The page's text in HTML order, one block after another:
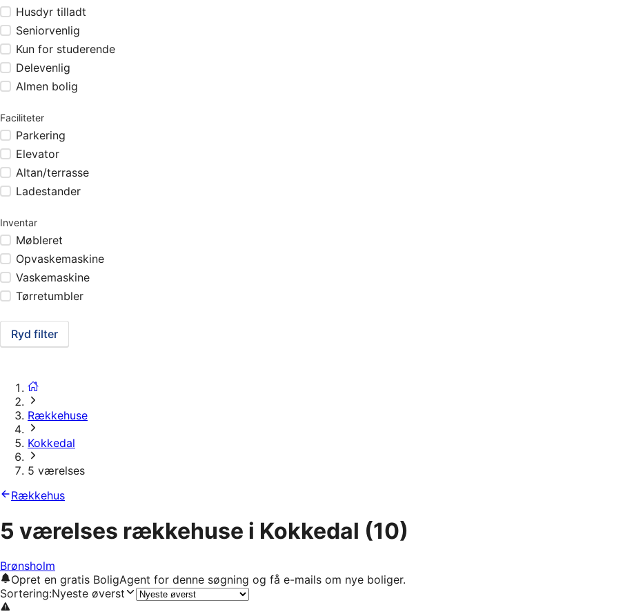
Husdyr tilladt
Seniorvenlig
Kun for studerende
Delevenlig
Almen bolig
Faciliteter
Parkering
Elevator
Altan/terrasse
Ladestander
Inventar
Møbleret
Opvaskemaskine
Vaskemaskine
Tørretumbler
Ryd filter
Rækkehuse
Kokkedal
5 værelses
Rækkehus
5 værelses rækkehuse i Kokkedal (10)
Brønsholm
Opret en gratis BoligAgent for denne søgning og få e-mails om nye boliger.
Sortering:Nyeste øverst